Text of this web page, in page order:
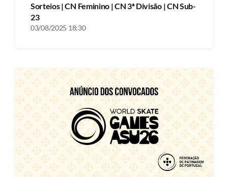
Sorteios | CN Feminino | CN 3ª Divisão | CN Sub-
23
03/08/2025 18:30